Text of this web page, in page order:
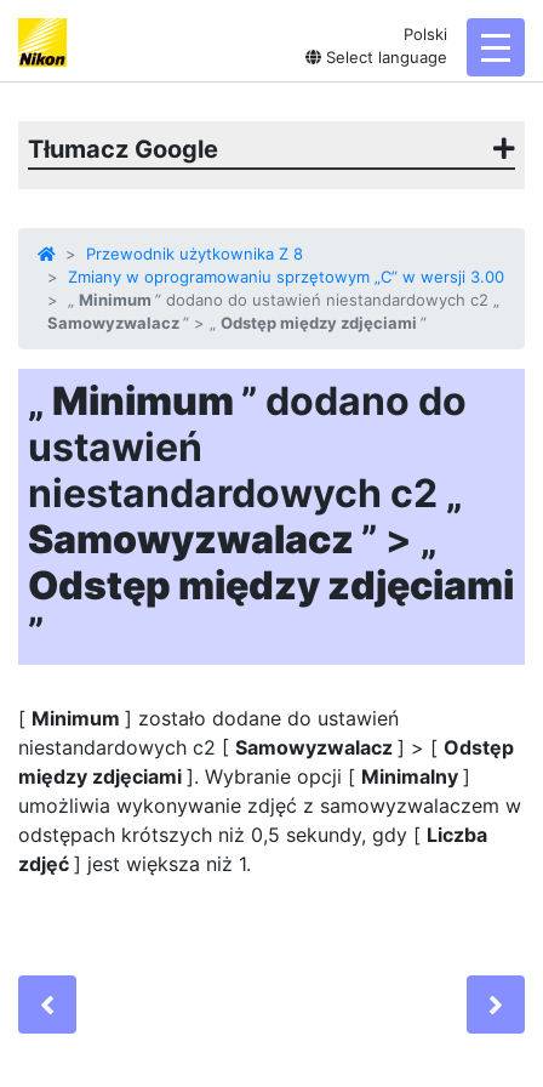
Polski
Select language
Tłumacz Google
Przewodnik użytkownika Z 8
Zmiany w oprogramowaniu sprzętowym „C” w wersji 3.00
Minimum ” dodano do ustawień niestandardowych c2 „
Samowyzwalacz” > „ Odstęp między zdjęciami ”
„ Minimum ” dodano do
ustawień
niestandardowych c2 „
Samowyzwalacz ” > „
Odstęp między zdjęciami
”
[ Minimum ] zostało dodane do ustawień
niestandardowych c2 [ Samowyzwalacz ] > [ Odstęp
między zdjęciami ]. Wybranie opcji [ Minimalny ]
umożliwia wykonywanie zdjęć z samowyzwalaczem w
odstępach krótszych niż 0,5 sekundy, gdy [ Liczba
zdjęć ] jest większa niż 1.